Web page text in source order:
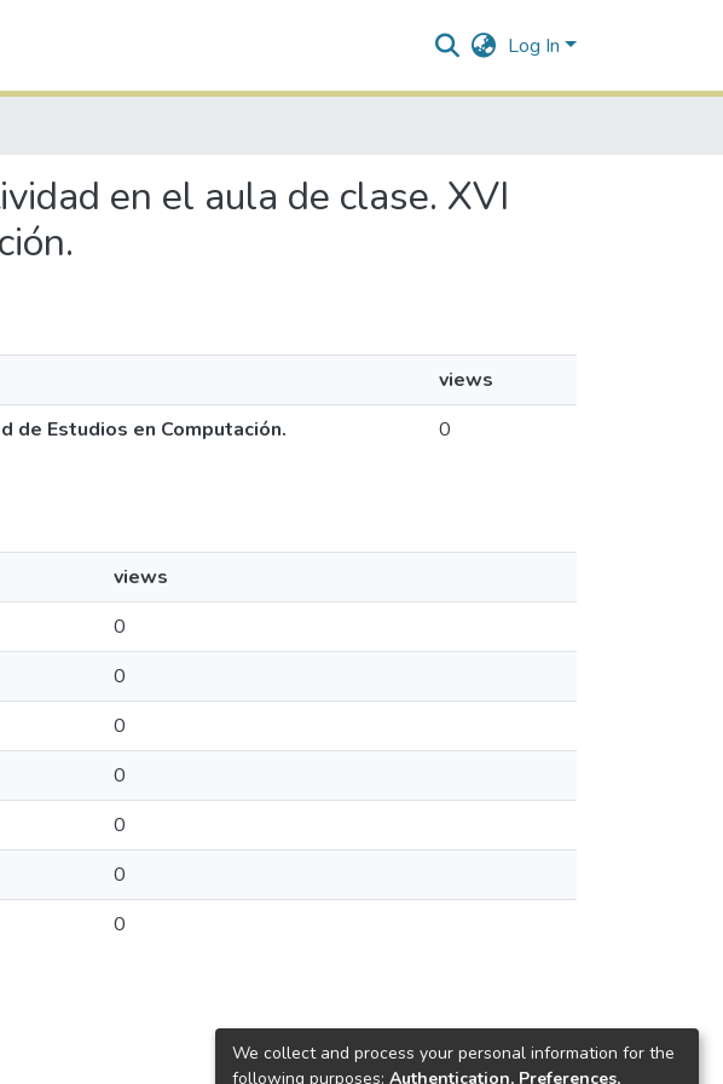
Log In
en el aula de clase. XVI
views
de Estudios en Computación.
0
views
0
0
0
0
0
0
0
We collect and process your personal information for the
following purposes: Authentication, Preferences,